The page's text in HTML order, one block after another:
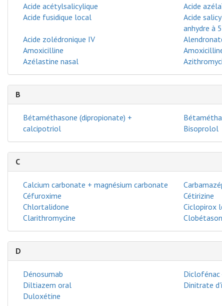
Acide acétylsalicylique Acide
Acide fusidique local
Acide
anhydre à
Acide zolédronique IV
Amoxicilline
Azélastine nasal
B
Bétaméthasone (dipropionate) +
calcipotriol
Bisoprolol
C
Calcium carbonate + magnésium carbonate
Céfuroxime
Cétirizine
Chlortalidone
Ciclopirox
Clarithromycine
D
Dénosumab Diclofénac
Diltiazem oral
Dinitrate
Duloxétine